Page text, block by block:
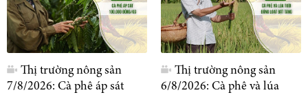
Thị trường nông sản
7/8/2026: Cà phê áp sát
Thị trường nông sản
6/8/2026: Cà phê và lúa